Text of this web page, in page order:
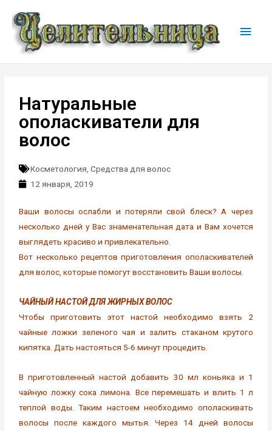
Натуральные
ополаскиватели для
волос
Косметология ,Средства для волос
12 января, 2019
Ваши волосы ослабли и потеряли свой блеск? А через
несколько дней у Вас знаменательная дата и Вам хочется
выглядеть красиво и привлекательно.
Вот несколько рецептов приготовления ополаскивателей
для волос, которые помогут восстановить Ваши волосы.
ЧАЙНЫЙ НАСТОЙ ДЛЯ ЖИРНЫХ ВОЛОС
Чтобы приготовить этот настой необходимо взять 2
чайные ложки зеленого чая и залить стаканом крутого
кипятка. Дать настояться 5-6 минут процедить.
В приготовленный настой добавить 30 мл коньяка и 1
чайную ложку сока лимона. Все перемешать и влить 1 л
теплой воды. Таким настоем необходимо ополаскивать
волосы после каждого мытья. Через 14 дней волосы